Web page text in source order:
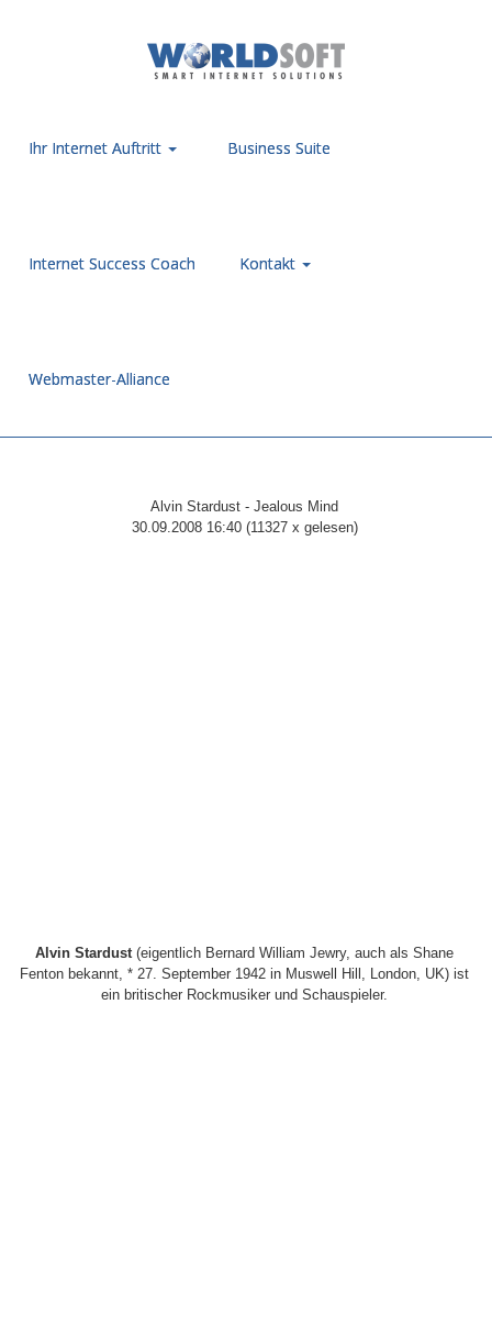
Ihr Internet Auftritt Business Suite
Internet Success Coach Kontakt
Webmaster-Alliance
Alvin Stardust - Jealous Mind
30.09.2008 16:40(11327 x gelesen)
Alvin Stardust(eigentlich Bernard William Jewry, auch als Shane
Fenton bekannt, * 27. September 1942 in Muswell Hill, London, UK) ist
ein britischer Rockmusiker und Schauspieler.